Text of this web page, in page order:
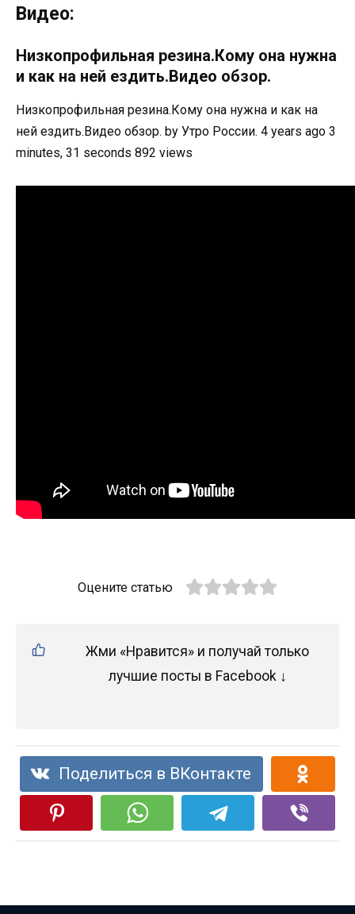
Видео:
Низкопрофильная резина.Кому она нужна
и как на ней ездить.Видео обзор.
Низкопрофильная резина.Кому она нужна и как на
ней ездить.Видео обзор. by Утро России. 4 years ago 3
minutes, 31 seconds 892 views
Оцените статью
Жми «Нравится» и получай только
лучшие посты в Facebook ↓
Поделиться в ВКонтакте